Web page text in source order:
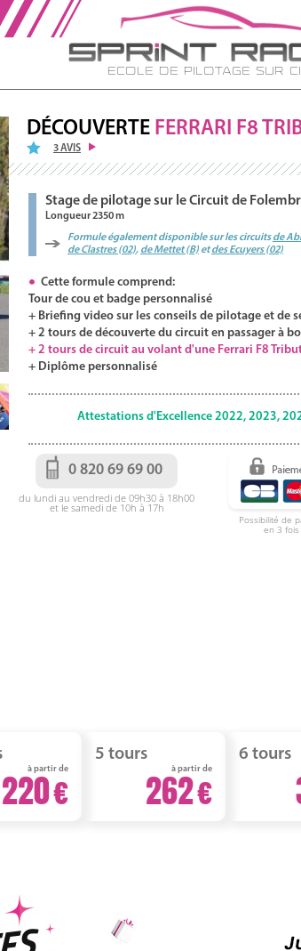
Ecole de Pilotage sur
DÉCOUVERTE FERRARI F8
3 AVIS
Stage de pilotage sur le Circuit de
Longueur 2350 m
Formule également disponible sur les circuitsde
de Clastres (02), de Mettet (B) etdes Ecuyers (02)
Cette formule comprend:
Tour de cou et badge personnalisé
+ Briefing video sur les conseils de pilotage et de
+ 2 tours de découverte du circuit en passager à
+ 2 tours de circuit au volant d'une Ferrari F8
+ Diplôme personnalisé
Attestations d'Excellence 2022, 2023,
0 820 69 69 00
du lundi au vendredi de 09h30 à 18h00
et le samedi de 10h à 17h
Possibilité de
en 3 fois
à partir de
220
5 tours
à partir de
262
6 tours